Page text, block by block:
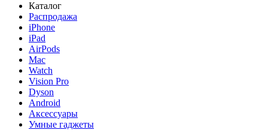
Каталог
Распродажа
iPhone
iPad
AirPods
Mac
Watch
Vision Pro
Dyson
Android
Аксессуары
Умные гаджеты